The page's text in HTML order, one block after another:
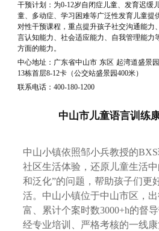
干预计划：为0-12岁自闭症儿童、发育迟缓
童、多动症、学习困难等广泛性发育儿童提
对性干预课程，重点提升孩子社交沟通能力
言认知能力、社会适应能力、自我管理能力
方面的能力。
中心地址：广东省中山市 东区 起湾道盛景
13栋首层8-12卡（公交站盛景园400米）
联系电话：400-180-1200
中山市儿童语言训练
中山小镇依照邹小兵教授的
社区生活体验，还原儿童生活
和泛化”的问题，帮助孩子们更
活。中山小镇位于中山市区，
富、累计个案时数3000+h的督
经专业培训、严格考核的一线